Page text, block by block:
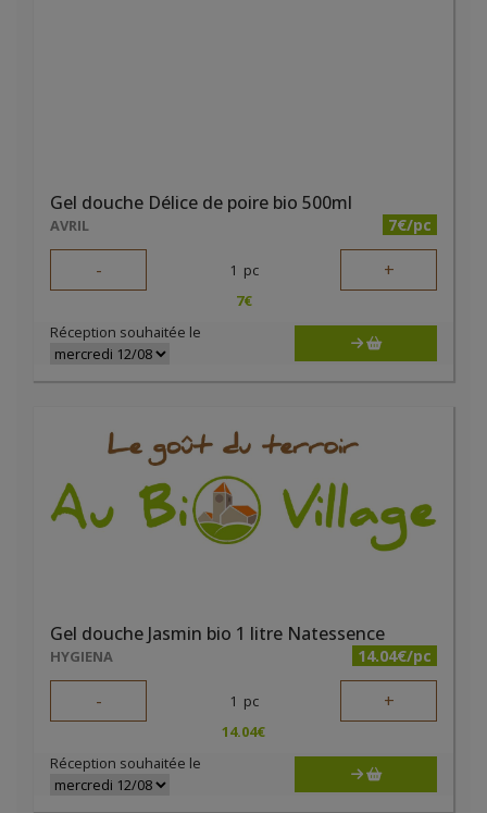
Gel douche Délice de poire bio 500ml
AVRIL 7€/pc
- 1 pc +
7€
Réception souhaitée le
Gel douche Jasmin bio 1 litre Natessence
HYGIENA 14.04€/pc
- 1 pc +
14.04€
Réception souhaitée le